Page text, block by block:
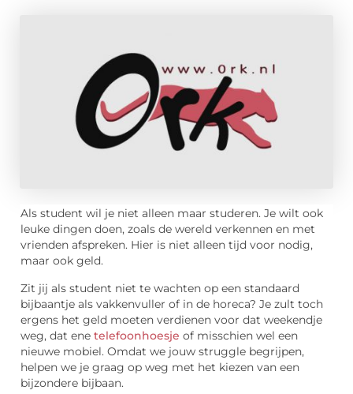
Als student wil je niet alleen maar studeren. Je wilt ook
leuke dingen doen, zoals de wereld verkennen en met
vrienden afspreken. Hier is niet alleen tijd voor nodig,
maar ook geld.
Zit jij als student niet te wachten op een standaard
bijbaantje als vakkenvuller of in de horeca? Je zult toch
ergens het geld moeten verdienen voor dat weekendje
weg, dat ene telefoonhoesje of misschien wel een
nieuwe mobiel. Omdat we jouw struggle begrijpen,
helpen we je graag op weg met het kiezen van een
bijzondere bijbaan.